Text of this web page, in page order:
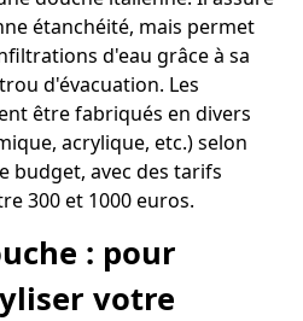
étanchéité, mais permet
d'eau grâce à sa
d'évacuation. Les
être fabriqués en divers
acrylique, etc.) selon
budget, avec des tarifs
300 et 1000 euros.
: pour
votre